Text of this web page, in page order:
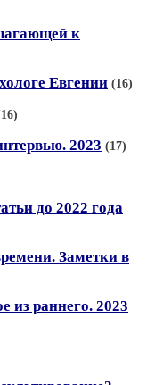
к
Евгении (16)
2023 (17)
до 2022 года
Заметки в
из раннего. 2023